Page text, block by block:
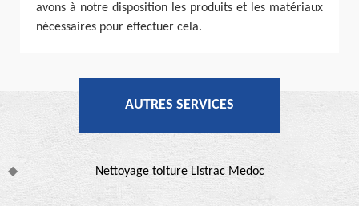
avons à notre disposition les produits et les matériaux
nécessaires pour effectuer cela.
AUTRES SERVICES
Nettoyage toiture Listrac Medoc